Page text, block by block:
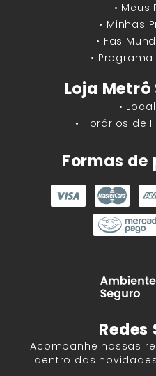
• Meus
• Minhas
• Fãs
•
Loja
•
• Horários de
Formas
Redes
Acompanhe nossas
dentro das